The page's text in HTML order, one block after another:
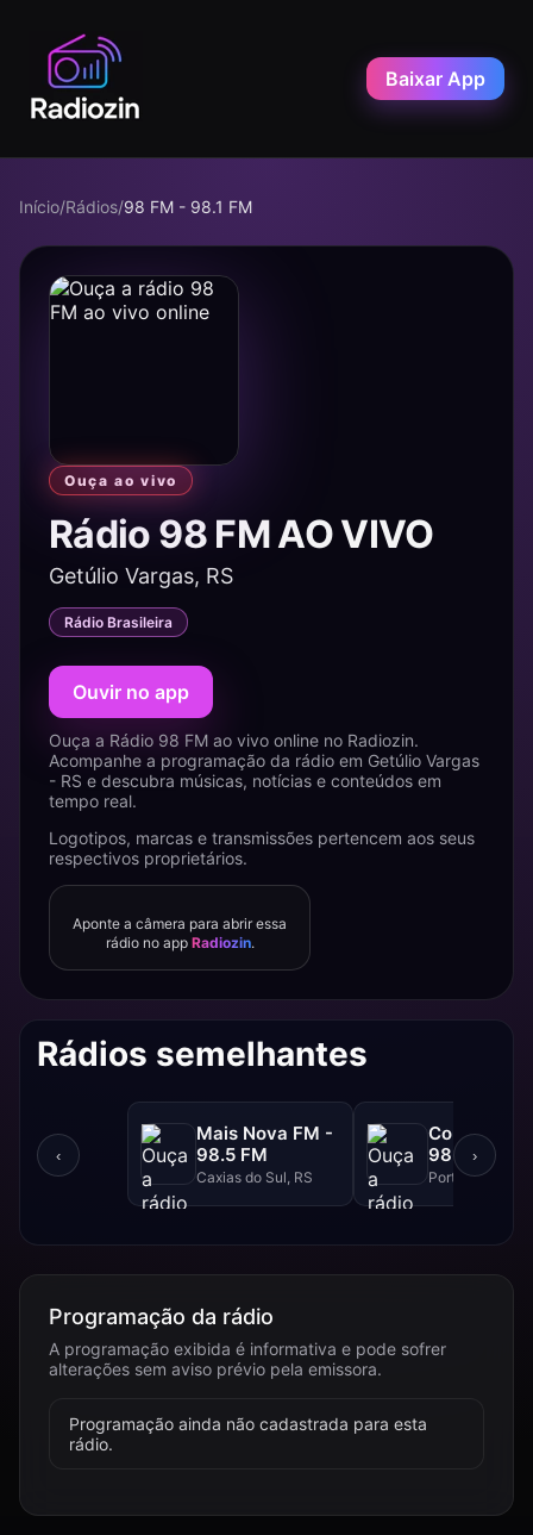
Baixar App
Início/Rádios/98 FM - 98.1 FM
Ouça ao vivo
Rádio 98 FM AO VIVO
Getúlio Vargas, RS
Rádio Brasileira
Ouvir no app
Ouça a Rádio 98 FM ao vivo online no Radiozin.
Acompanhe a programação da rádio em Getúlio Vargas
- RS e descubra músicas, notícias e conteúdos em
tempo real.
Logotipos, marcas e transmissões pertencem aos seus
respectivos proprietários.
Aponte a câmera para abrir essa
rádio no app Radiozin.
Rádios semelhantes
‹
Mais Nova FM -
98.5 FM
Caxias do Sul, RS
98.3 FM
Porto Alegre,
›
Programação da rádio
A programação exibida é informativa e pode sofrer
alterações sem aviso prévio pela emissora.
Programação ainda não cadastrada para esta
rádio.